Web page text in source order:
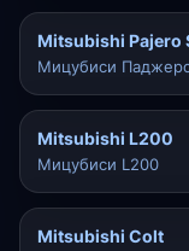
Mitsubishi Pajero
Мицубиси
Mitsubishi L200
Мицубиси L200
Mitsubishi Colt